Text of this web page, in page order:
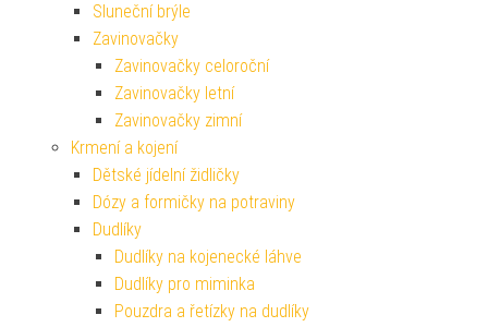
Sluneční brýle
Zavinovačky
Zavinovačky celoroční
Zavinovačky letní
Zavinovačky zimní
Krmení a kojení
Dětské jídelní židličky
Dózy a formičky na potraviny
Dudlíky
Dudlíky na kojenecké láhve
Dudlíky pro miminka
Pouzdra a řetízky na dudlíky